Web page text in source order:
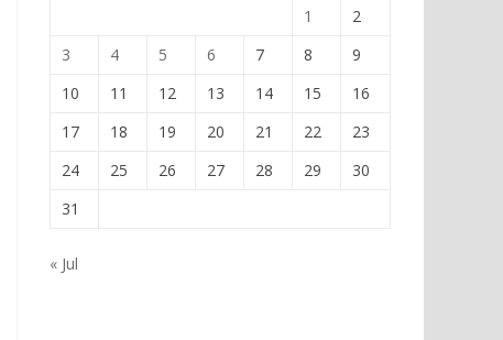
1
2
3
4 5 6 7 8
9
10
11 12 13 14 15
16
17
18 19 20 21 22
23
24
25 26 27 28 29
30
31
« Jul